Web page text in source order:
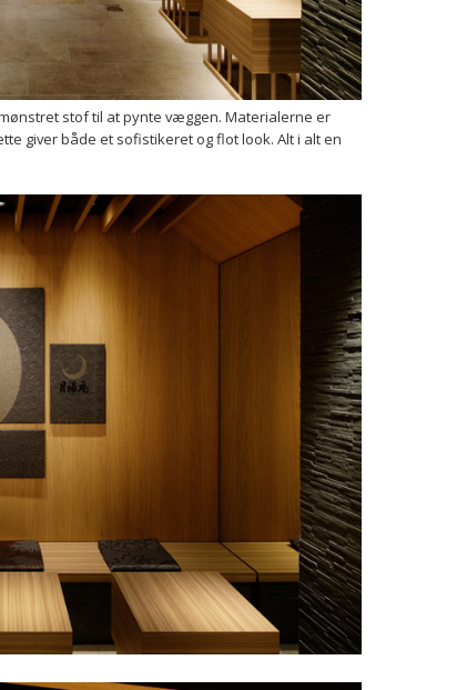
stof til at pynte væggen. Materialerne er
giver både et sofistikeret og flot look. Alt i alt en